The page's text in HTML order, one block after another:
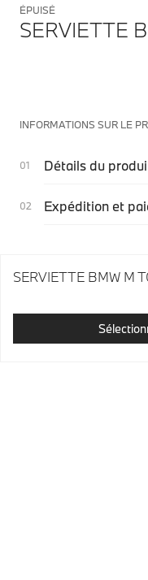
ÉPUISÉ
SERVIETTE
INFORMATIONS SUR LE
Détails du
Expédition et
SERVIETTE BMW M